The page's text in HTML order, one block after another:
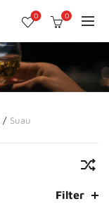
0 0
Suau
Filter